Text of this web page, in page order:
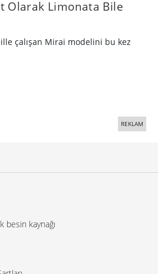
Olarak Limonata Bile
çalışan Mirai modelini bu kez
REKLAM
besin kaynağı